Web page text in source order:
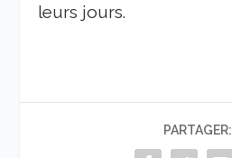
leurs jours.
PARTAGER: